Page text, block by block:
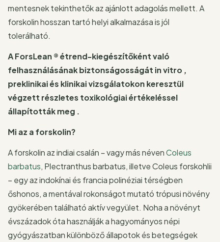
mentesnek tekinthetők az ajánlott adagolás mellett. A
forskolin hosszan tartó helyi alkalmazása is jól
tolerálható.
A ForsLean ® étrend-kiegészítőként való
felhasználásának biztonságosságát in vitro ,
preklinikai és klinikai vizsgálatokon keresztül
végzett részletes toxikológiai értékeléssel
állapították meg .
Mi az a forskolin?
A forskolin az indiai csalán – vagy más névenColeus
barbatus, Plectranthus barbatus, illetve Coleus forskohlii
– egy az indokínai és francia polinéziai térségben
őshonos, a mentával rokonságot mutató trópusi növény
gyökerében található aktív vegyület. Noha a növényt
évszázadok óta használják a hagyományos népi
gyógyászatban különböző állapotok és betegségek